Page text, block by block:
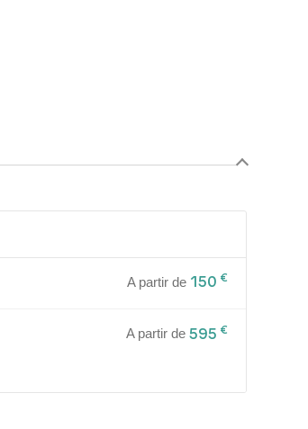
A partir de 150 €
A partir de 595 €